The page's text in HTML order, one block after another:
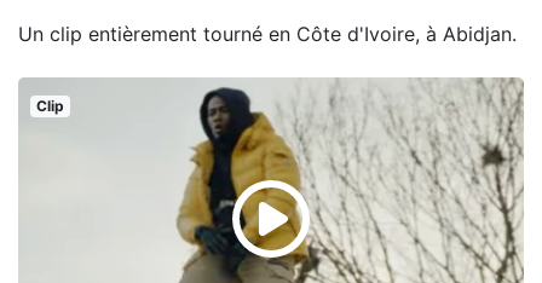
Un clip entièrement tourné en Côte d'Ivoire, à Abidjan.
Clip